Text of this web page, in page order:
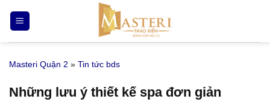
qua
nội
Masteri Quận 2 » Tin tức bds
Những lưu ý thiết kế spa đơn giản